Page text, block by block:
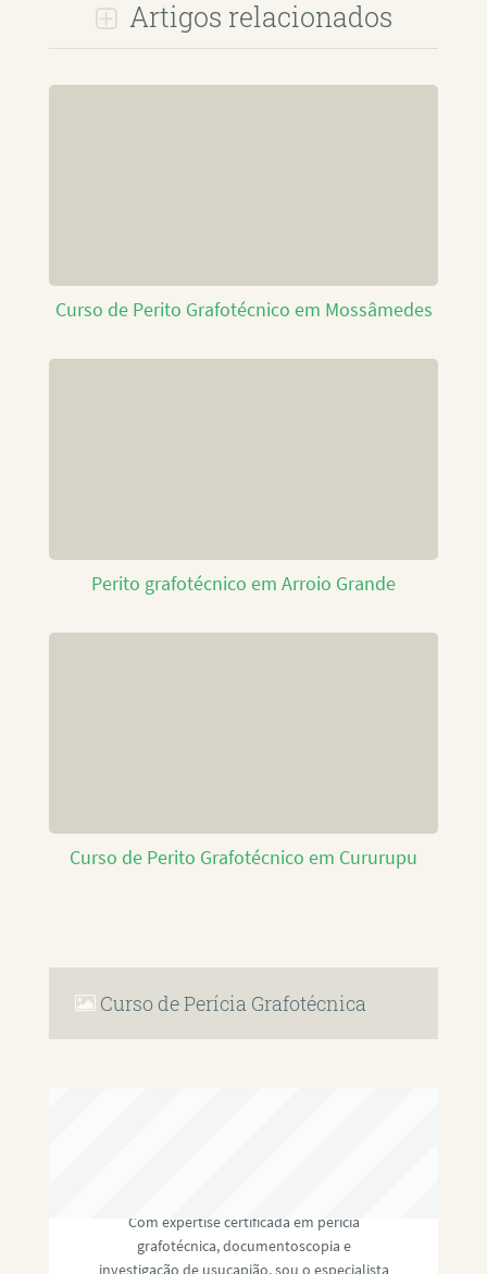
Artigos relacionados
Curso de Perito Grafotécnico em Mossâmedes
Perito grafotécnico em Arroio Grande
Curso de Perito Grafotécnico em Cururupu
Curso de Perícia Grafotécnica
Com expertise certificada em perícia
grafotécnica, documentoscopia e
investigação de usucapião, sou o especialista